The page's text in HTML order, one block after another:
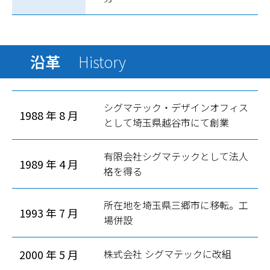
沿革 History
1988 年 8 月
シグマテック・デザインオフィス
として埼玉県越谷市にて創業
1989 年 4 月
有限会社シグマテックとして法人
格を得る
1993 年 7 月
所在地を埼玉県三郷市に移転。工
場併設
2000 年 5 月 株式会社 シグマテックに改組